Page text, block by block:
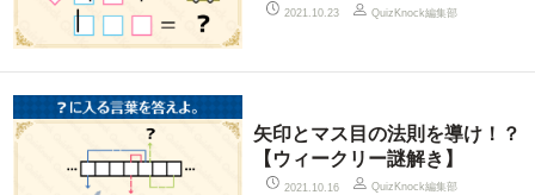
2021.10.23 QuizKnock編集部
矢印とマス目の法則を導け！？
【ウィークリー謎解き】
2021.10.16 QuizKnock編集部